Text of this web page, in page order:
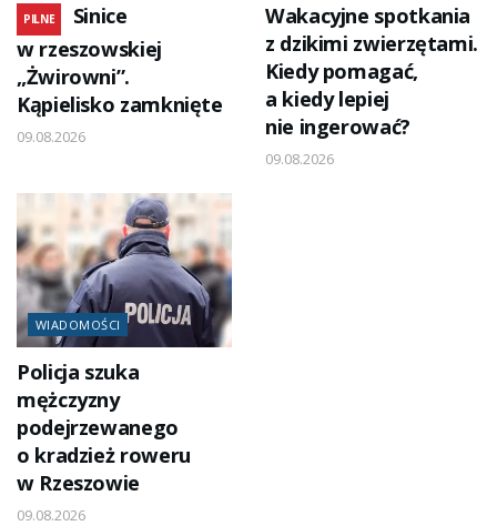
PILNE
Sinice
w rzeszowskiej
„Żwirowni”.
Kąpielisko zamknięte
09.08.2026
Wakacyjne spotkania
z dzikimi zwierzętami.
Kiedy pomagać,
a kiedy lepiej
nie ingerować?
09.08.2026
WIADOMOŚCI
Policja szuka
mężczyzny
podejrzewanego
o kradzież roweru
w Rzeszowie
09.08.2026